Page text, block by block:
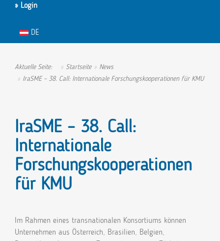
» Login
Sprache auswählen
DE
Aktuelle Seite: Startseite
News
IraSME – 38. Call: Internationale Forschungskooperationen für KMU
IraSME – 38. Call:
Internationale
Forschungskooperationen
für KMU
Im Rahmen eines transnationalen Konsortiums können
Unternehmen aus Österreich, Brasilien, Belgien,